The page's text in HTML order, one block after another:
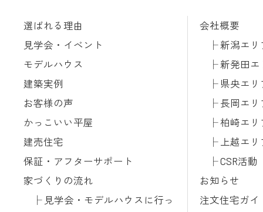
選ばれる理由
見学会・イベント
モデルハウス
建築実例
お客様の声
かっこいい平屋
建売住宅
保証・アフターサポート
家づくりの流れ
見学会・モデルハウスに行っ
会社概要
新潟エリ
新発田エ
県央エリ
長岡エリ
柏崎エリ
上越エリ
CSR活動
お知らせ
注文住宅ガイ